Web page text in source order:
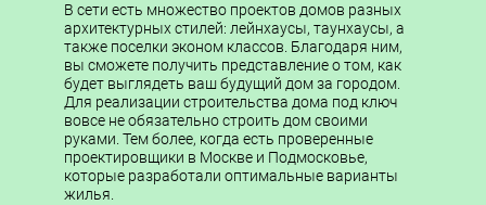
В сети есть множество проектов домов разных
архитектурных стилей: лейнхаусы, таунхаусы, а
также поселки эконом классов. Благодаря ним,
вы сможете получить представление о том, как
будет выглядеть ваш будущий дом за городом.
Для реализации строительства дома под ключ
вовсе не обязательно строить дом своими
руками. Тем более, когда есть проверенные
проектировщики в Москве и Подмосковье,
которые разработали оптимальные варианты
жилья.